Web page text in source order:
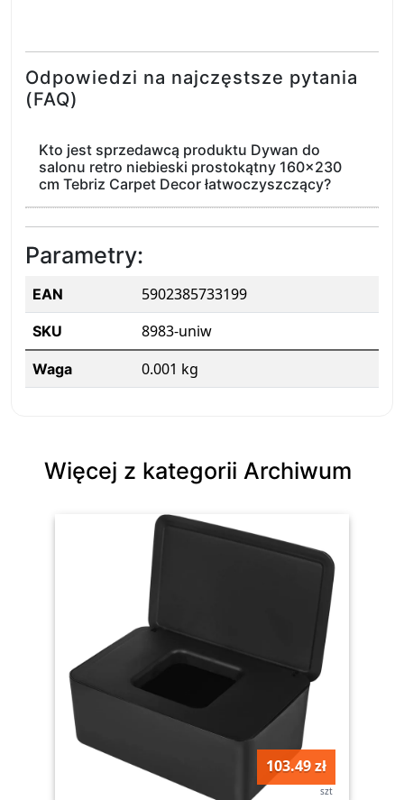
Odpowiedzi na najczęstsze pytania
(FAQ)
Kto jest sprzedawcą produktu Dywan do
salonu retro niebieski prostokątny 160x230
cm Tebriz Carpet Decor łatwoczyszczący?
Parametry:
EAN 5902385733199
SKU 8983-uniw
Waga 0.001 kg
Więcej z kategorii Archiwum
103.49 zł
szt